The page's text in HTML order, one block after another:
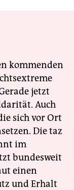
kommenden
jetzt
Auch
sich vor Ort
Die taz
im
bundesweit
einen
und Erhalt